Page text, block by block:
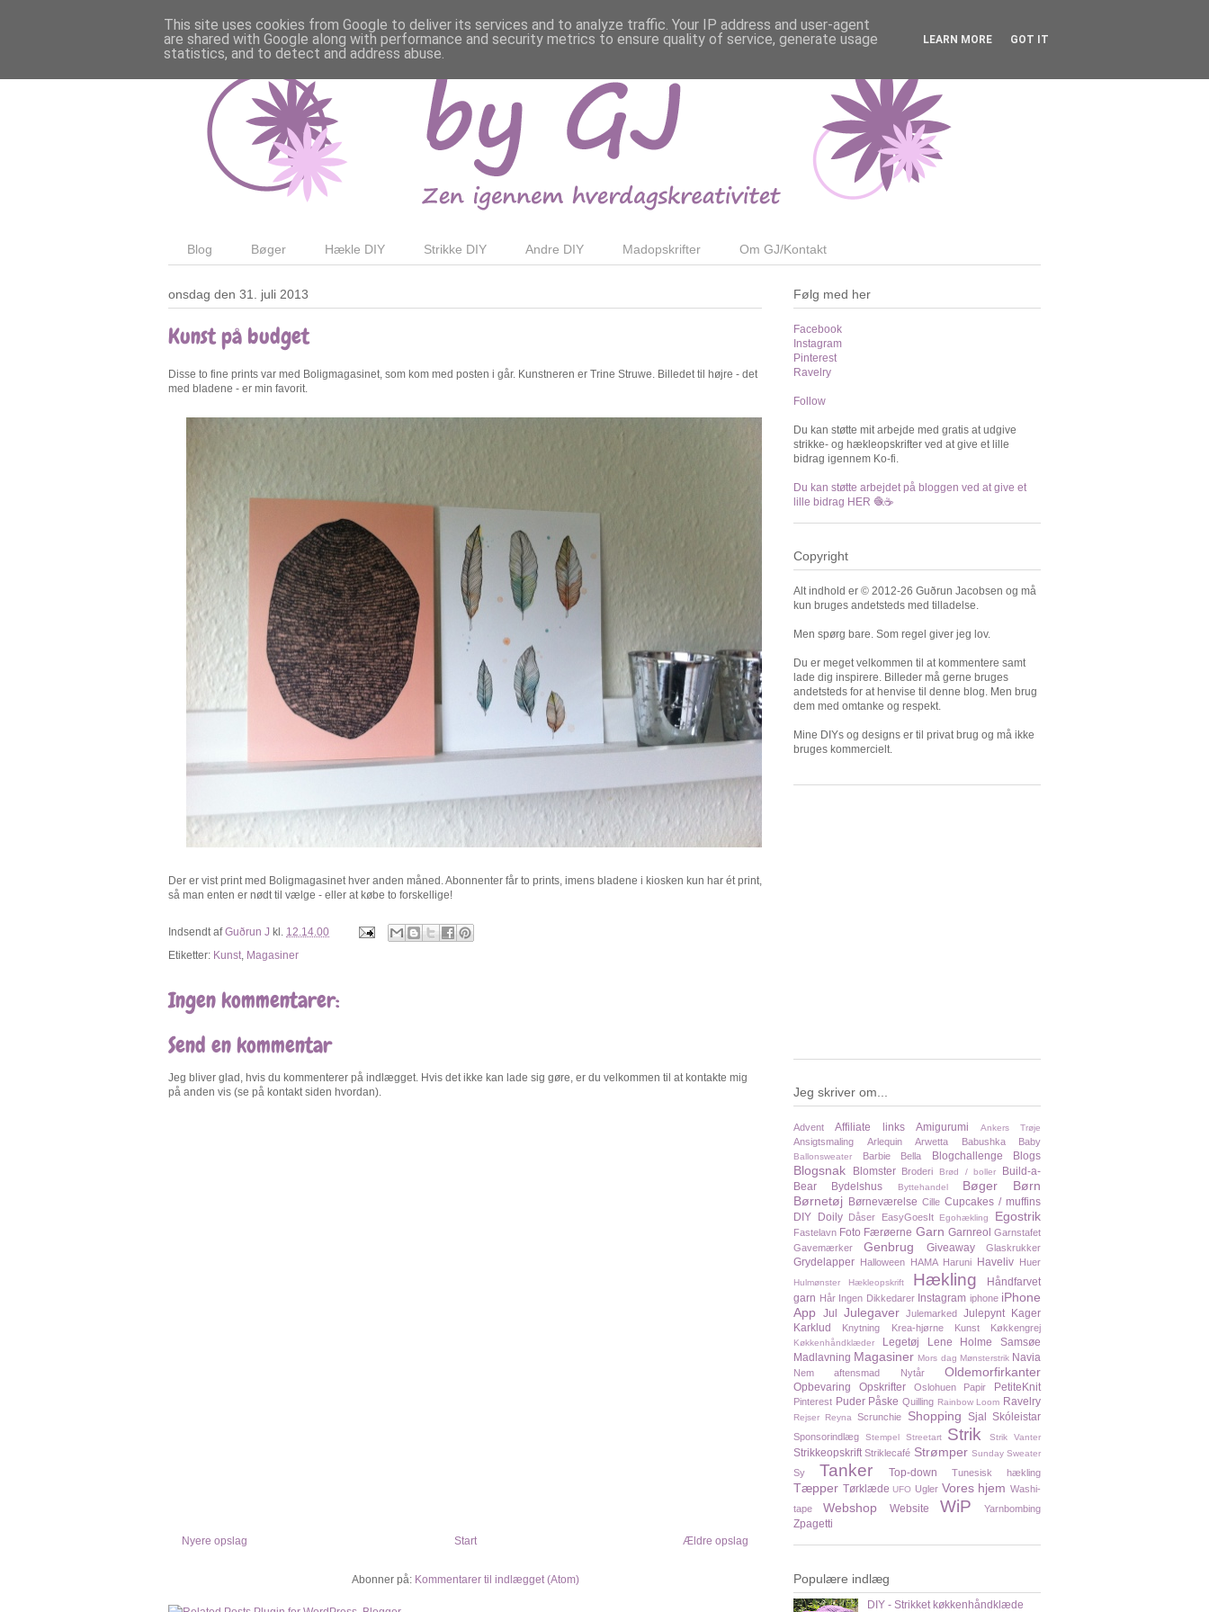
Blog Bøger Hækle DIY Strikke DIY Andre DIY Madopskrifter Om GJ/Kontakt
onsdag den 31. juli 2013
Kunst på budget
Disse to fine prints var med Boligmagasinet, som kom med posten i går. Kunstneren er Trine Struwe. Billedet til højre - det
med bladene - er min favorit.
Der er vist print med Boligmagasinet hver anden måned. Abonnenter får to prints, imens bladene i kiosken kun har ét print,
så man enten er nødt til vælge - eller at købe to forskellige!
Indsendt afGuðrun J kl. 12.14.00
Etiketter: Kunst Magasiner
Ingen kommentarer:
Send en kommentar
Jeg bliver glad, hvis du kommenterer på indlægget. Hvis det ikke kan lade sig gøre, er du velkommen til at kontakte mig
på anden vis (se på kontakt siden hvordan).
Nyere opslag Ældre opslag
Start
Abonner på: Kommentarer til indlægget (Atom)
Følg med her
Facebook
Instagram
Pinterest
Ravelry
Follow
Du kan støtte mit arbejde med gratis at udgive
strikke- og hækleopskrifter ved at give et lille
bidrag igennem Ko-fi.
Du kan støtte arbejdet på bloggen ved at give et
lille bidrag HER 🧶☕️
Copyright
Alt indhold er © 2012-26 Guðrun Jacobsen og må
kun bruges andetsteds med tilladelse.
Men spørg bare. Som regel giver jeg lov.
Du er meget velkommen til at kommentere samt
lade dig inspirere. Billeder må gerne bruges
andetsteds for at henvise til denne blog. Men brug
dem med omtanke og respekt.
Mine DIYs og designs er til privat brug og må ikke
bruges kommercielt.
Jeg skriver om...
Advent Affiliate links Amigurumi Ankers Trøje
Ansigtsmaling Arlequin Arwetta Babushka Baby
Ballonsweater Barbie Bella Blogchallenge Blogs
Blogsnak Blomster Broderi Brød / boller
Build-a-
Bear
Bydelshus Byttehandel Bøger
Børn
Børnetøj Børneværelse Cille Cupcakes / muffins
DIY
Doily Dåser EasyGoesIt Egohækling Egostrik
Fastelavn Foto Færøerne Garn Garnreol Garnstafet
Gavemærker
Genbrug Giveaway Glaskrukker
Grydelapper Halloween HAMA Haruni Haveliv Huer
Hulmønster Hækleopskrift Hækling
Håndfarvet
garn Hår Ingen Dikkedarer Instagram iphone iPhone
App Jul Julegaver Julemarked Julepynt
Kager
Karklud
Knytning Krea-hjørne Kunst Køkkengrej
Køkkenhåndklæder Legetøj
Lene Holme Samsøe
Madlavning Magasiner Mors dag Mønsterstrik Navia
Nem aftensmad Nytår Oldemorfirkanter
Opbevaring Opskrifter Oslohuen Papir PetiteKnit
Pinterest Puder Påske Quilling Rainbow Loom Ravelry
Rejser Reyna Scrunchie Shopping Sjal Skóleistar
Sponsorindlæg Stempel Streetart Strik Strik Vanter
Strikkeopskrift Striklecafé Strømper Sunday Sweater
Sy Tanker Top-down Tunesisk hækling
Tæpper Tørklæde UFO Ugler Vores hjem Washi-
tape
Webshop Website WiP Yarnbombing
Zpagetti
Populære indlæg
DIY - Strikket køkkenhåndklæde
This site uses cookies from Google to deliver its services and to analyze traffic. Your IP address and user-agent
are shared with Google along with performance and security metrics to ensure quality of service, generate usage
statistics, and to detect and address abuse.
LEARN MORE GOT IT